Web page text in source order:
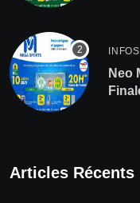
INFOS
Neo
Articles Récents